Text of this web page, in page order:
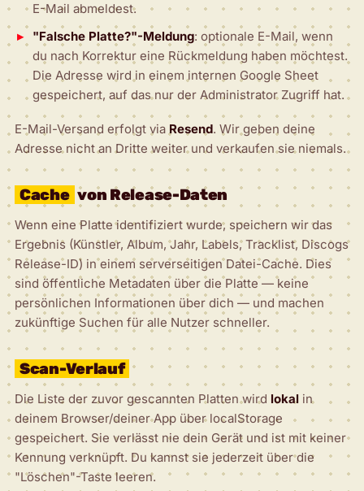
E-Mail abmeldest.
"Falsche Platte?"-Meldung: optionale E-Mail, wenn
du nach Korrektur eine Rückmeldung haben möchtest.
Die Adresse wird in einem internen Google Sheet
gespeichert, auf das nur der Administrator Zugriff hat.
E-Mail-Versand erfolgt via Resend. Wir geben deine
Adresse nicht an Dritte weiter und verkaufen sie niemals.
Cache von Release-Daten
Wenn eine Platte identifiziert wurde, speichern wir das
Ergebnis (Künstler, Album, Jahr, Labels, Tracklist, Discogs
Release-ID) in einem serverseitigen Datei-Cache. Dies
sind öffentliche Metadaten über die Platte — keine
persönlichen Informationen über dich — und machen
zukünftige Suchen für alle Nutzer schneller.
Scan-Verlauf
Die Liste der zuvor gescannten Platten wird lokal in
deinem Browser/deiner App über localStorage
gespeichert. Sie verlässt nie dein Gerät und ist mit keiner
Kennung verknüpft. Du kannst sie jederzeit über die
"Löschen"-Taste leeren.